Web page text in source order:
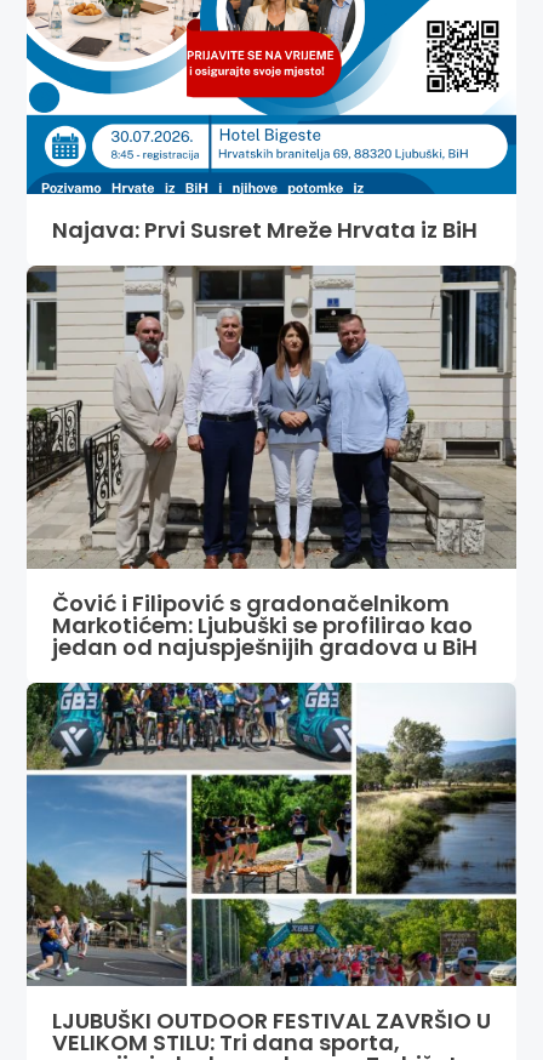
Najava: Prvi Susret Mreže Hrvata iz BiH
Čović i Filipović s gradonačelnikom
Markotićem: Ljubuški se profilirao kao
jedan od najuspješnijih gradova u BiH
LJUBUŠKI OUTDOOR FESTIVAL ZAVRŠIO U
VELIKOM STILU: Tri dana sporta,